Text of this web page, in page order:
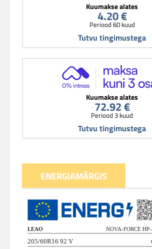
Kuumakse alates
4.20 €
Periood 60 kuud
Tutvu tingimustega
Kuumakse alates
72.92 €
Periood 3 kuud
Tutvu tingimustega
ENERGIAMÄRGIS